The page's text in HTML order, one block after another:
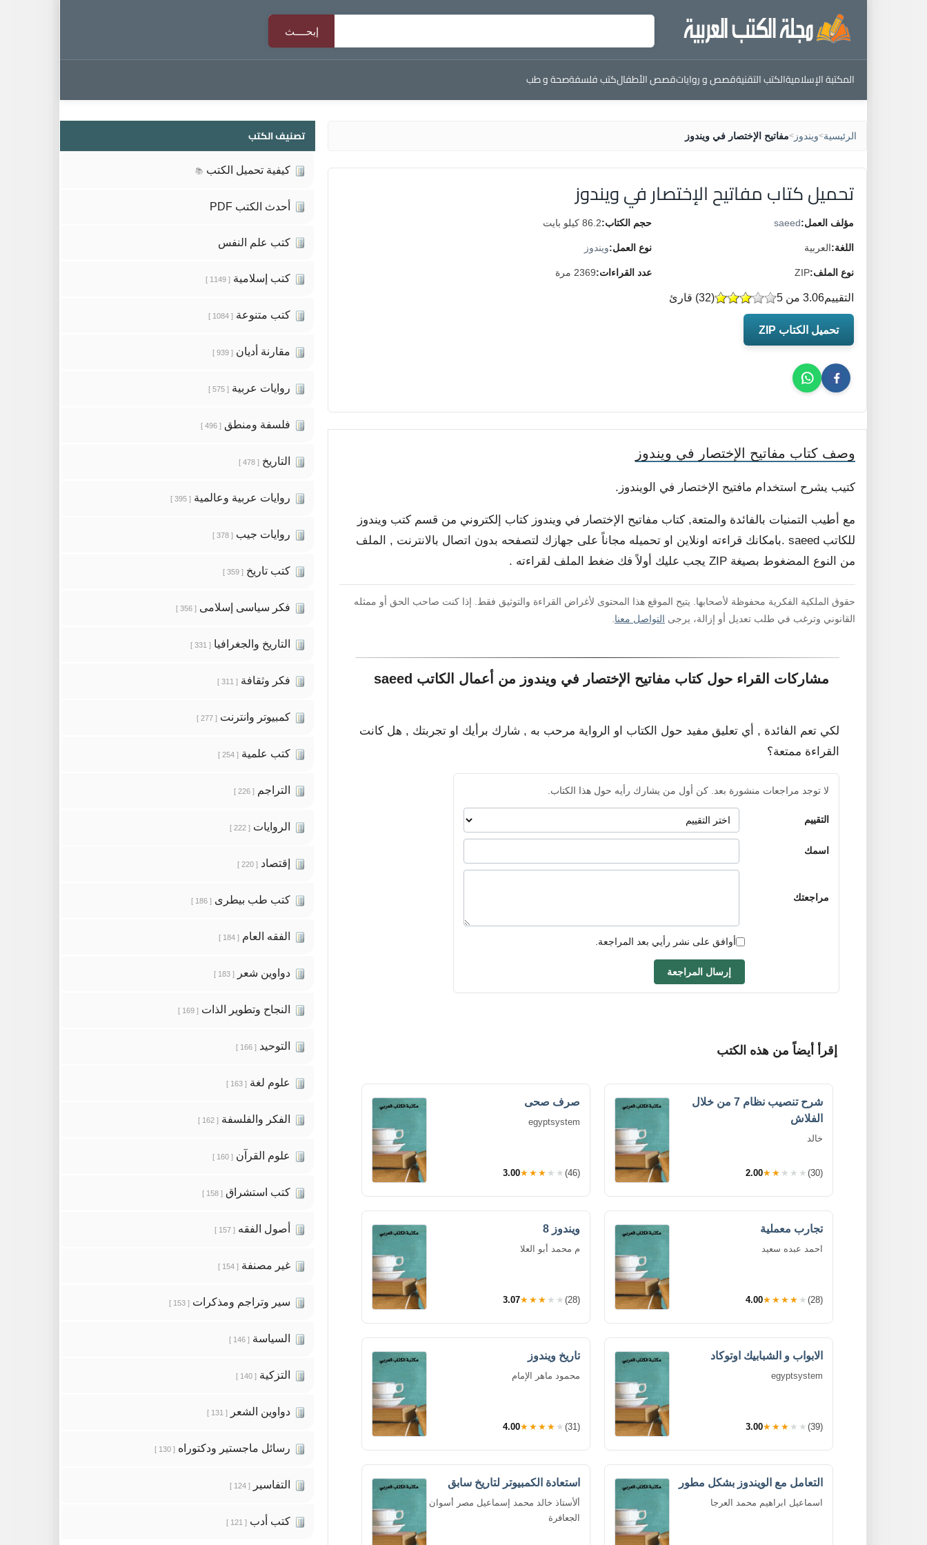
المكتبة الإسلاميةالكتب التقنيةقصص و رواياتقصص الأطفالكتب فلسفةصحة و طب
الرئيسية>ويندوز >مفاتيح الإختصار في ويندوز
تحميل كتاب مفاتيح الإختصار في ويندوز
مؤلف العمل:saeed حجم الكتاب:86.2 كيلو بايت
اللغة:العربية نوع العمل:ويندوز
نوع الملف:ZIP عدد القراءات:2369 مرة
التقييم (
32) قارئ 3.06 من 5
تحميل الكتاب ZIP
وصف كتاب مفاتيح الإختصار في ويندوز
كتيب يشرح استخدام مافتيح الإختصار في الويندوز.
مع أطيب التمنيات بالفائدة والمتعة, كتاب مفاتيح الإختصار في ويندوز كتاب إلكتروني من قسم كتب ويندوز
للكاتب saeed .بامكانك قراءته اونلاين او تحميله مجاناً على جهازك لتصفحه بدون اتصال بالانترنت , الملف
من النوع المضغوط بصيغة ZIP يجب عليك أولاً فك ضغط الملف لقراءته .
حقوق الملكية الفكرية محفوظة لأصحابها. يتيح الموقع هذا المحتوى لأغراض القراءة والتوثيق فقط. إذا كنت صاحب الحق أو ممثله
القانوني وترغب في طلب تعديل أو إزالة، يرجى التواصل معنا
مشاركات القراء حول كتاب مفاتيح الإختصار في ويندوز من أعمال الكاتب saeed
لكي تعم الفائدة , أي تعليق مفيد حول الكتاب او الرواية مرحب به , شارك برأيك او تجربتك , هل كانت
القراءة ممتعة؟
لا توجد مراجعات منشورة بعد. كن أول من يشارك رأيه حول هذا الكتاب.
التقييم
اسمك
مراجعتك
أوافق على نشر رأيي بعد المراجعة.
إرسال المراجعة
إقرأ أيضاً من هذه الكتب
شرح تنصيب نظام 7 من خلال
الفلاش
خالد
2.00★★★★★ (30)
صرف صحى
egyptsystem
3.00★★★★★ (46)
تجارب معملية
احمد عبده سعيد
4.00★★★★★ (28)
ويندوز 8
م محمد أبو العلا
3.07★★★★★ (28)
الابواب و الشبابيك اوتوكاد
egyptsystem
3.00★★★★★ (39)
تاريخ ويندوز
محمود ماهر الإمام
4.00★★★★★ (31)
التعامل مع الويندوز بشكل مطور
اسماعيل ابراهيم محمد العرجا
استعادة الكمبيوتر لتاريخ سابق
ألأستاذ خالد محمد إسماعيل مصر أسوان
الجعافرة
تصنيف الكتب
كيفية تحميل الكتب 📚
أحدث الكتب PDF
كتب علم النفس
كتب إسلامية [ 1149 ]
كتب متنوعة [ 1084 ]
مقارنة أديان [ 939 ]
روايات عربية [ 575 ]
فلسفة ومنطق [ 496 ]
التاريخ [ 478 ]
روايات عربية وعالمية [ 395 ]
روايات جيب [ 378 ]
كتب تاريخ [ 359 ]
فكر سياسى إسلامى [ 356 ]
التاريخ والجغرافيا [ 331 ]
فكر وثقافة [ 311 ]
كمبيوتر وانترنت [ 277 ]
كتب علمية [ 254 ]
التراجم [ 226 ]
الروايات [ 222 ]
إقتصاد [ 220 ]
كتب طب بيطرى [ 186 ]
الفقه العام [ 184 ]
دواوين شعر [ 183 ]
النجاح وتطوير الذات [ 169 ]
التوحيد [ 166 ]
علوم لغة [ 163 ]
الفكر والفلسفة [ 162 ]
علوم القرآن [ 160 ]
كتب استشراق [ 158 ]
أصول الفقه [ 157 ]
غير مصنفة [ 154 ]
سير وتراجم ومذكرات [ 153 ]
السياسة [ 146 ]
التزكية [ 140 ]
دواوين الشعر [ 131 ]
رسائل ماجستير ودكتوراه [ 130 ]
التفاسير [ 124 ]
كتب أدب [ 121 ]